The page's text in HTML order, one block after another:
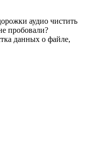
аудио чистить
пробовали?
данных о файле,